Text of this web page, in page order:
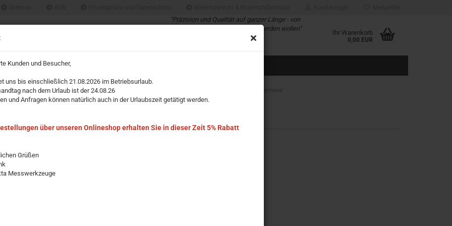
Kunden und Besucher,
uns bis einschließlich 21.08.2026 im Betriebsurlaub.
nach dem Urlaub ist der 24.08.26
und Anfragen können natürlich auch in der Urlaubszeit getätigt werden.
über unseren Onlineshop erhalten Sie in dieser Zeit 5% Rabatt
Grüßen
Messwerkzeuge
"Präzision und Qualität auf ganzer Länge - von
Profis für Profis und alle die es werden wollen"
über 40 Jahre Erfahrung für Sie
Ihr Warenkorb
0,00 EUR
IMPRESSUM
» Richtscheite / Estrichlatte / Kartätsche / Messkeil